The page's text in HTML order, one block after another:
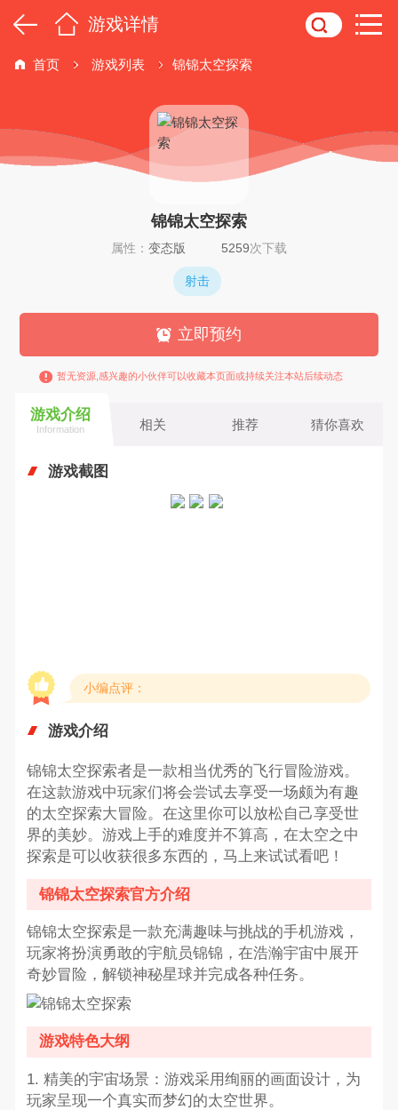
游戏详情
首页 游戏列表 锦锦太空探索
锦锦太空探索
属性： 变态版 5259次下载
射击
立即预约
暂无资源,感兴趣的小伙伴可以收藏本页面或持续关注本站后续动态
游戏介绍
Information 相关 推荐 猜你喜欢
游戏截图
小编点评：
游戏介绍
锦锦太空探索者是一款相当优秀的飞行冒险游戏。
在这款游戏中玩家们将会尝试去享受一场颇为有趣
的太空探索大冒险。在这里你可以放松自己享受世
界的美妙。游戏上手的难度并不算高，在太空之中
探索是可以收获很多东西的，马上来试试看吧！
锦锦太空探索官方介绍
锦锦太空探索是一款充满趣味与挑战的手机游戏，
玩家将扮演勇敢的宇航员锦锦，在浩瀚宇宙中展开
奇妙冒险，解锁神秘星球并完成各种任务。
游戏特色大纲
1. 精美的宇宙场景：游戏采用绚丽的画面设计，为
玩家呈现一个真实而梦幻的太空世界。